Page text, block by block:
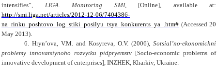
intensifies”, LIGA. Monitoring SMI, [Online],
available at:
http://smi.liga.net/articles/2012-12-06/7404386-
na_rinku_poshtovo_log_stiki_posilyu_tsya_konkurents_ya_.htm# (Accessed 20
May 2013).
6.Hryn’ova, V.M.and Kosyreva, O.V. (2006),Sotsial’no-ekonomichni
problemy innovatsiynoho rozvytku pidpryemstv [Socio-economic problems of
innovative development of enterprises], INZHEK, Kharkiv, Ukraine.